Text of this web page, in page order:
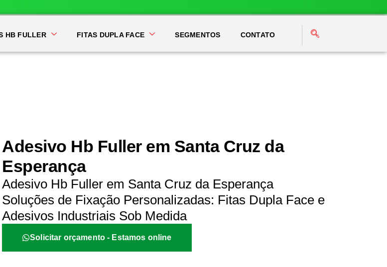
HB FULLER FITAS DUPLA FACE SEGMENTOS CONTATO
Adesivo Hb Fuller em Santa Cruz da
Esperança
Adesivo Hb Fuller em Santa Cruz da Esperança
Soluções de Fixação Personalizadas: Fitas Dupla Face e
Adesivos Industriais Sob Medida
Solicitar orçamento - Estamos online